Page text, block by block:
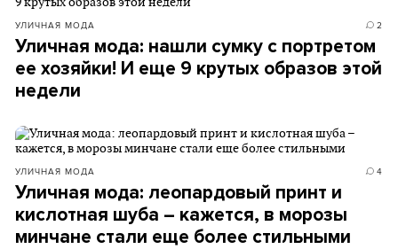
УЛИЧНАЯ МОДА 2
Уличная мода: нашли сумку с портретом
ее хозяйки! И еще 9 крутых образов этой
недели
УЛИЧНАЯ МОДА 4
Уличная мода: леопардовый принт и
кислотная шуба – кажется, в морозы
минчане стали еще более стильными